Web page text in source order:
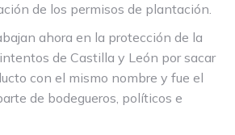
de los permisos de plantación.
ahora en la protección de la
de Castilla y León por sacar
con el mismo nombre y fue el
de bodegueros, políticos e